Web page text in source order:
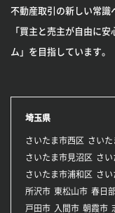
不動産取引の新しい常識
「買主と売主が自由に
ム」を目指しています。
埼玉県
さいたま市西区 さいた
さいたま市見沼区
さ
さいたま市浦和区
さ
所沢市 東松山市 春日
戸田市 入間市 朝霞市